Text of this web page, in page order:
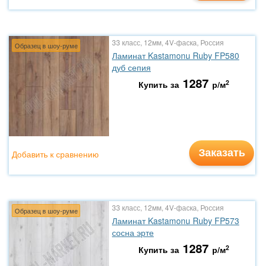
Образец в шоу-руме 33 класс, 12мм, 4V-фаска, Россия
Ламинат Kastamonu Ruby FP580
дуб сепия
Купить за 1287 р/м2
Заказать
Добавить к сравнению
Образец в шоу-руме 33 класс, 12мм, 4V-фаска, Россия
Ламинат Kastamonu Ruby FP573
сосна эрте
Купить за 1287 р/м2